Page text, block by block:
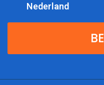
Nederland